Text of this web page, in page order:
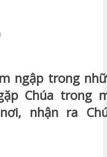
ngập trong
Chúa trong
nhận ra